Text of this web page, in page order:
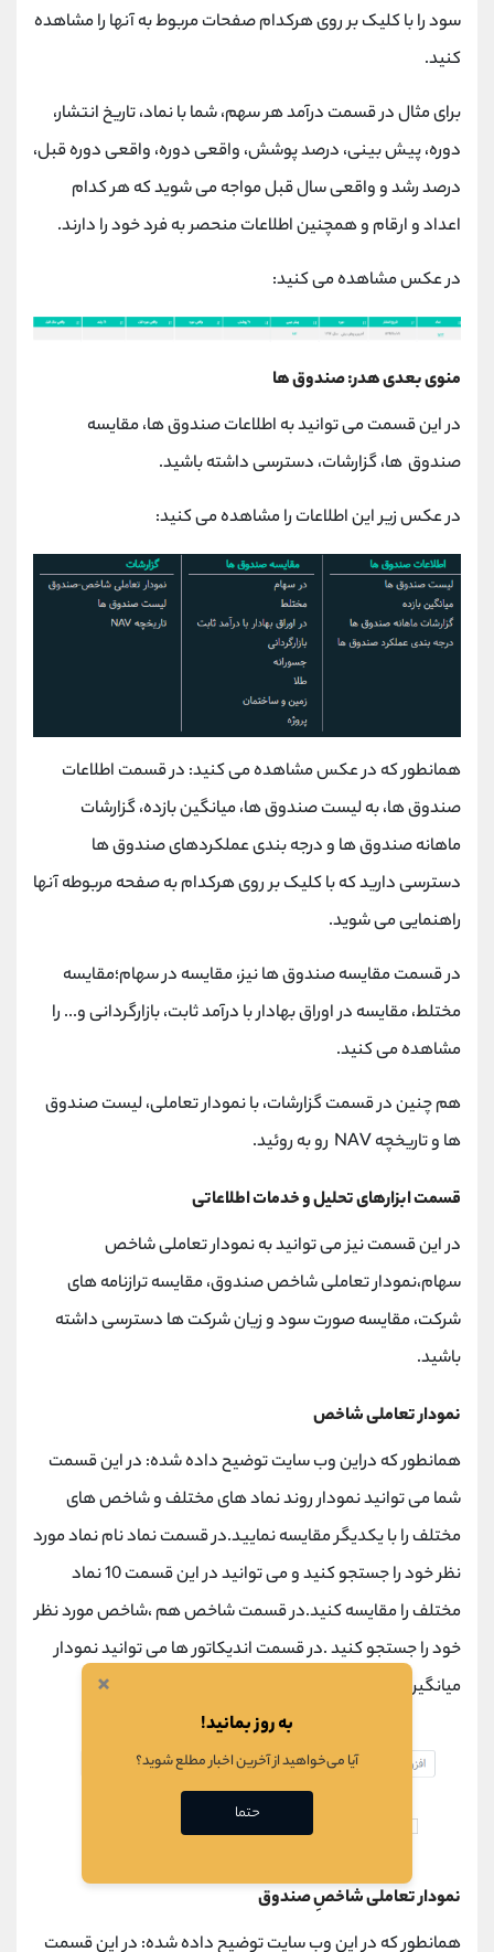
سود را با کلیک بر روی هرکدام صفحات مربوط به آنها را مشاهده
کنید.
برای مثال در قسمت درآمد هر سهم، شما با نماد، تاریخ انتشار،
دوره، پیش بینی، درصد پوشش، واقعی دوره، واقعی دوره قبل،
درصد رشد و واقعی سال قبل مواجه می شوید که هر کدام
اعداد و ارقام و همچنین اطلاعات منحصر به فرد خود را دارند.
در عکس مشاهده می کنید:
منوی بعدی هدر: صندوق ها
در این قسمت می توانید به اطلاعات صندوق ها، مقایسه
صندوق ها، گزارشات، دسترسی داشته باشید.
در عکس زیر این اطلاعات را مشاهده می کنید:
همانطور که در عکس مشاهده می کنید: در قسمت اطلاعات
صندوق ها، به لیست صندوق ها، میانگین بازده، گزارشات
ماهانه صندوق ها و درجه بندی عملکردهای صندوق ها
دسترسی دارید که با کلیک بر روی هرکدام به صفحه مربوطه آنها
راهنمایی می شوید.
در قسمت مقایسه صندوق ها نیز، مقایسه در سهام؛مقایسه
مختلط، مقایسه در اوراق بهادار با درآمد ثابت، بازارگردانی و... را
مشاهده می کنید.
هم چنین در قسمت گزارشات، با نمودار تعاملی، لیست صندوق
ها و تاریخچه NAV رو به روئید.
قسمت ابزارهای تحلیل و خدمات اطلاعاتی
در این قسمت نیز می توانید به نمودار تعاملی شاخص
سهام،نمودار تعاملی شاخص صندوق، مقایسه ترازنامه های
شرکت، مقایسه صورت سود و زیان شرکت ها دسترسی داشته
باشید.
نمودار تعاملی شاخص
همانطور که دراین وب سایت توضیح داده شده: در این قسمت
شما می توانید نمودار روند نماد های مختلف و شاخص های
مختلف را با یکدیگر مقایسه نمایید.در قسمت نماد نام نماد مورد
نظر خود را جستجو کنید و می توانید در این قسمت 10 نماد
مختلف را مقایسه کنید.در قسمت شاخص هم ،شاخص مورد نظر
خود را جستجو کنید .در قسمت اندیکاتور ها می توانید نمودار
میانگین متحرک را با دوره مورد نظر خود اضافه کنید.
نمودار تعاملی شاخصِ صندوق
همانطور که در این وب سایت توضیح داده شده: در این قسمت
×
به روز بمانید!
آیا می‌خواهید از آخرین اخبار مطلع شوید؟
حتما